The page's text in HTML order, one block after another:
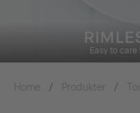
Easy to
Home Produkter